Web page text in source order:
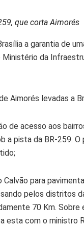
que corta Aimorés
a garantia de
Ministério da
Aimorés levadas a
de acesso aos
a pista da BR-259.
Calvão para
pelos distritos
70 Km.
esta com o ministro